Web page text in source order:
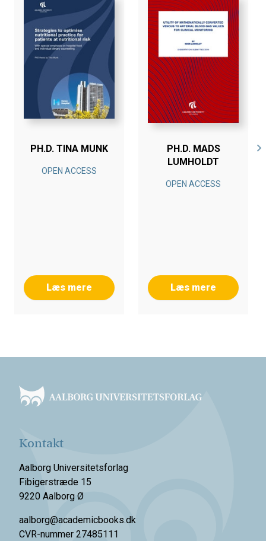
PH.D. TINA MUNK
OPEN ACCESS
Læs mere
PH.D. MADS
LUMHOLDT
OPEN ACCESS
Læs mere
Kontakt
Aalborg Universitetsforlag
Fibigerstræde 15
9220 Aalborg Ø
aalborg@academicbooks.dk
CVR-nummer 27485111